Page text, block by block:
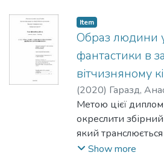
Item
Образ людини
фантастики в
вітчизняному
(2020) Гаразд,
Лариса
Метою цієї
окреслити
який
вітчизняному
Show more